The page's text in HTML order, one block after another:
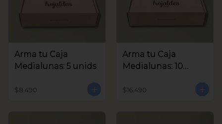
Arma tu Caja
Medialunas: 5 unids
$8.490
Arma tu Caja
Medialunas: 10
$16.490